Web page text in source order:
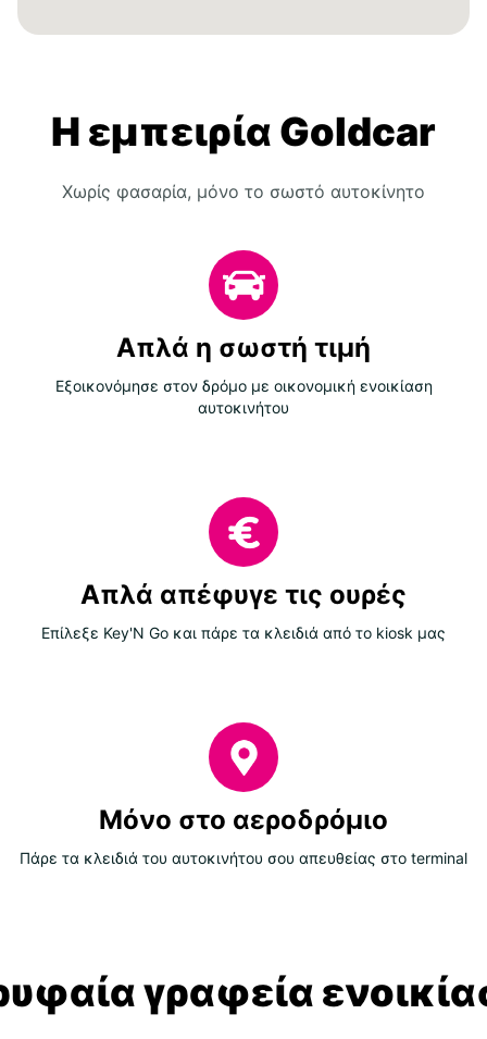
Η εμπειρία Goldcar
Χωρίς φασαρία, μόνο το σωστό αυτοκίνητο
Απλά η σωστή τιμή
Εξοικονόμησε στον δρόμο με οικονομική ενοικίαση
αυτοκινήτου
Απλά απέφυγε τις ουρές
Επίλεξε Key'N Go και πάρε τα κλειδιά από το kiosk μας
Μόνο στο αεροδρόμιο
Πάρε τα κλειδιά του αυτοκινήτου σου απευθείας στο terminal
γραφεία